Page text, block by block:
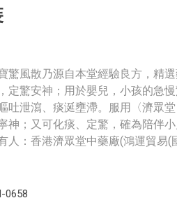
驚風散乃源自本堂經驗良方，精
定驚安神；用於嬰兒，小孩的急
吐泄瀉、痰涎壅滯。服用〈濟眾
神；又可化痰、定驚，確為陪伴
人：香港濟眾堂中藥廠(鴻運貿易(
0658